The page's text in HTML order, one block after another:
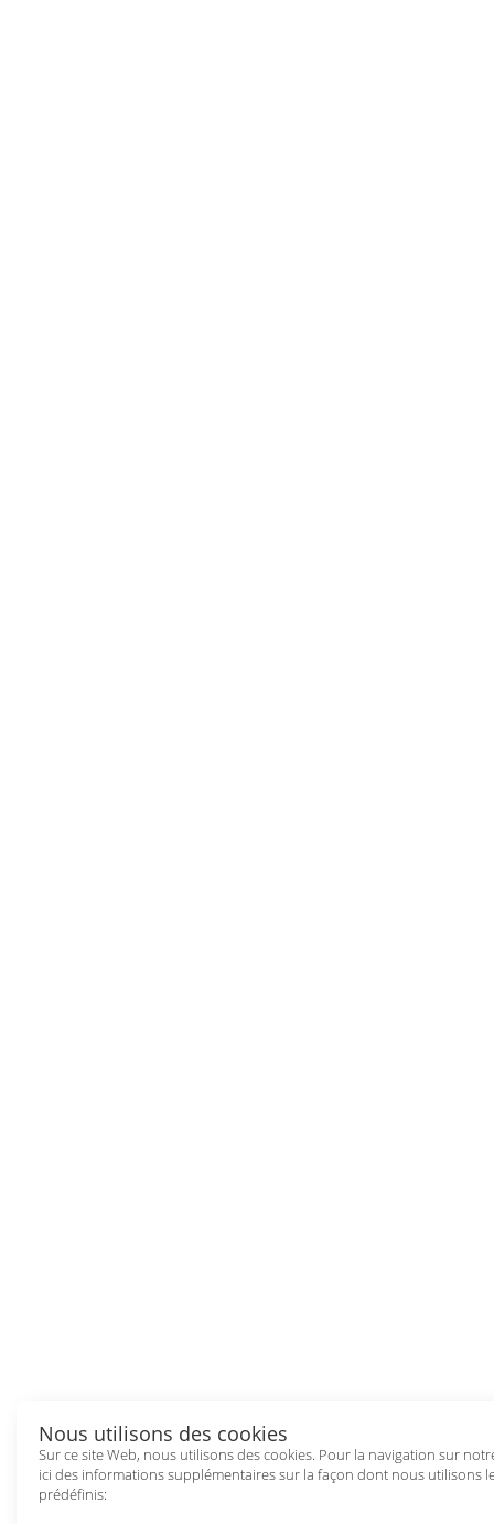
Nous utilisons des cookies
Sur ce site Web, nous utilisons des cookies. Pour la navigation sur
ici des informations supplémentaires sur la façon dont nous utilisons
prédéfinis: